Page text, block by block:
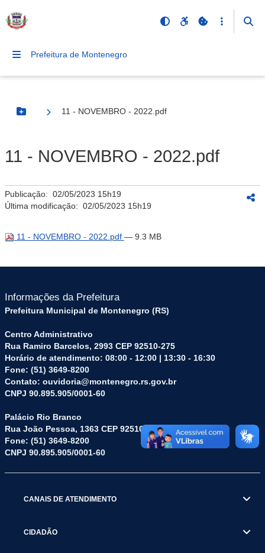
Prefeitura de Montenegro
Botão Menu
11 - NOVEMBRO - 2022.pdf
11 - NOVEMBRO - 2022.pdf
Publicação: 02/05/2023 15h19
Última modificação: 02/05/2023 15h19
11 - NOVEMBRO - 2022.pdf — 9.3 MB
Informações da Prefeitura
Prefeitura Municipal de Montenegro (RS)
Centro Administrativo
Rua Ramiro Barcelos, 2993 CEP 92510-275
Horário de atendimento: 08:00 - 12:00 | 13:30 - 16:30
Fone: (51) 3649-8200
Contato: ouvidoria@montenegro.rs.gov.br
CNPJ 90.895.905/0001-60
Palácio Rio Branco
Rua João Pessoa, 1363 CEP 92510-045
Fone: (51) 3649-8200
CNPJ 90.895.905/0001-60
CANAIS DE ATENDIMENTO
CIDADÃO